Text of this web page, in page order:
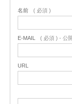
名前 ( 必須 )
E-MAIL ( 必須 ) - 公
URL